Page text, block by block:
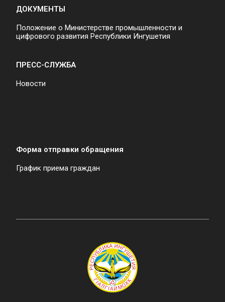
ДОКУМЕНТЫ
Положение о Министерстве промышленности и
цифрового развития Республики Ингушетия
ПРЕСС-СЛУЖБА
Новости
Форма отправки обращения
График приема граждан